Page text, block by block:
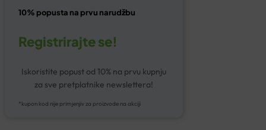
10% popusta na prvu narudžbu
Registrirajte se!
Iskoristite popust od 10% na prvu kupnju
za sve pretplatnike newslettera!
*kupon kod nije primjenjiv za proizvode na akciji